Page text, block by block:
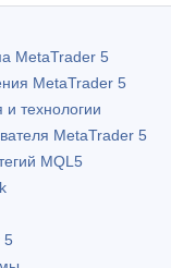
MetaTrader 5
MetaTrader 5
технологии
MetaTrader 5
MQL5
5